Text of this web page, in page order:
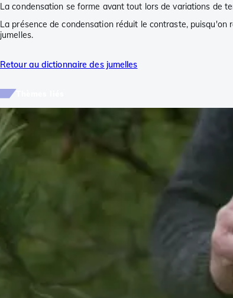
La condensation se forme avant tout lors de variations de
La présence de condensation réduit le contraste,
jumelles.
Retour au dictionnaire des jumelles